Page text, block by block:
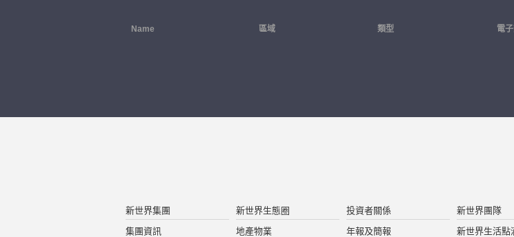
Name 區域 類型 電
新世界集團
集團資訊
新世界生態圈
地產物業
投資者關係
年報及簡報
新世界團隊
新世界生活點